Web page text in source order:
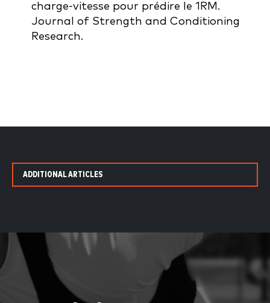
charge-vitesse pour prédire le 1RM.
Journal of Strength and Conditioning
Research.
ADDITIONAL ARTICLES